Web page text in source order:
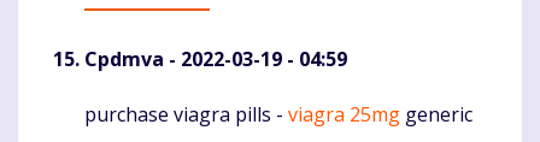
Cpdmva - 2022-03-19 - 04:59
Komentaras
purchase viagra pills - viagra 25mg generic